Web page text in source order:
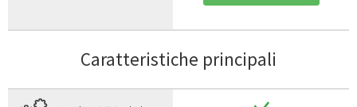
Caratteristiche principali